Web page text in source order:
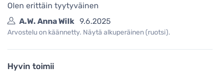
Olen erittäin tyytyväinen
A.W. Anna Wilk 9.6.2025
Arvostelu on käännetty. Näytä alkuperäinen (ruotsi).
Hyvin toimii